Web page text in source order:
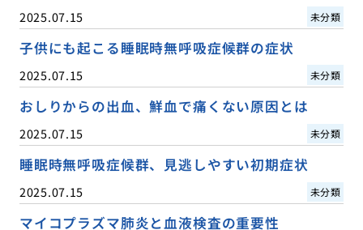
2025.07.15 未分類
子供にも起こる睡眠時無呼吸症候群の症状
2025.07.15 未分類
おしりからの出血、鮮血で痛くない原因とは
2025.07.15 未分類
睡眠時無呼吸症候群、見逃しやすい初期症状
2025.07.15 未分類
マイコプラズマ肺炎と血液検査の重要性